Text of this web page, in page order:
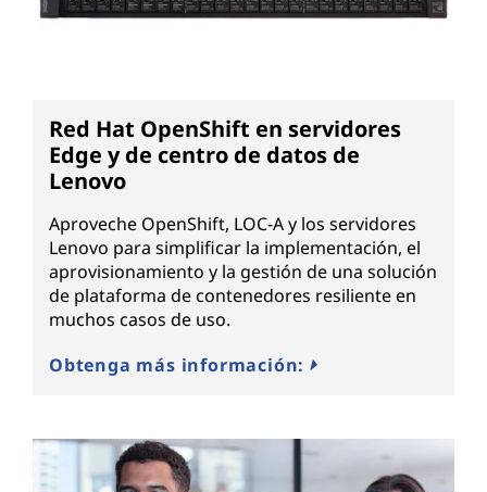
Red Hat OpenShift en servidores
Edge y de centro de datos de
Lenovo
Aproveche OpenShift, LOC-A y los servidores
Lenovo para simplificar la implementación, el
aprovisionamiento y la gestión de una solución
de plataforma de contenedores resiliente en
muchos casos de uso.
Obtenga más información: